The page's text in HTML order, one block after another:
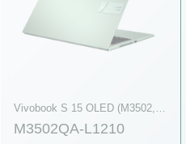
M3502QA-L1210